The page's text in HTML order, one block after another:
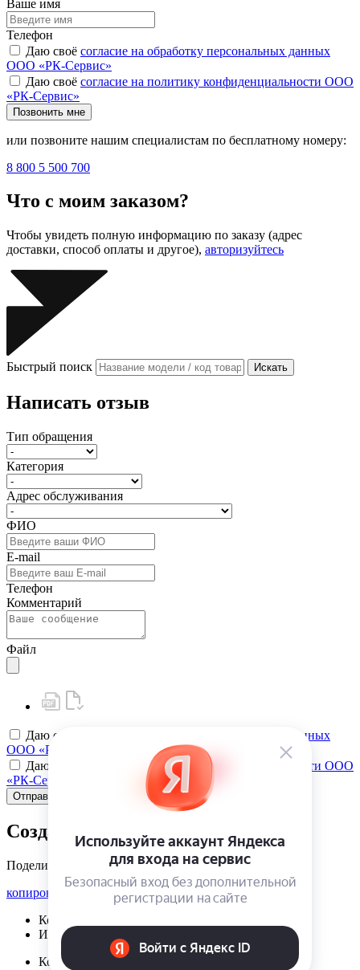
Ваше имя
Телефон
Даю своё согласие на обработку персональных данных
ООО «РК-Сервис»
Даю своё согласие на политику конфиденциальности ООО
«РК-Сервис»
Позвонить мне
или позвоните нашим специалистам по бесплатному номеру:
8 800 5 500 700
Что с моим заказом?
Чтобы увидеть полную информацию по заказу (адрес
доставки, способ оплаты и другое), авторизуйтесь
Быстрый поиск Искать
Написать отзыв
Тип обращения
Категория
Адрес обслуживания
ФИО
E-mail
Телефон
Комментарий
Файл
Даю своё
согласие на обработку персональных данных
ООО «РК-Сервис»
Даю своё
согласие на политику конфиденциальности ООО
«РК-Сервис»
Отправить
Создать карту клиента
Поделиться
копировать ссылку
Корзина | {{ cart.items.value.length }}
Избранное | {{ initData.favoriteProducts.length }}
Корзина | {{ cart.items.value.length }}